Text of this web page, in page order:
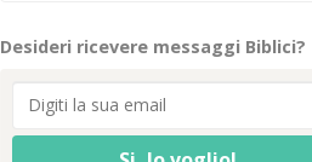
Desideri ricevere messaggi Biblici?